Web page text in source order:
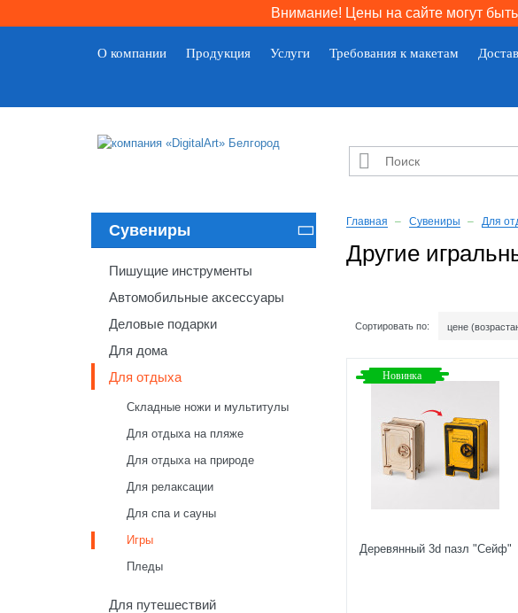
Внимание! Цены на сайте могут
О компании Продукция Услуги Требования к макетам

Сувениры 
Пишущие инструменты
Автомобильные аксессуары
Деловые подарки
Для дома
Для отдыха
Складные ножи и мультитулы
Для отдыха на пляже
Для отдыха на природе
Для релаксации
Для спа и сауны
Игры
Пледы
Для путешествий
Главная Сувениры Для
Другие
Сортировать по: цене
Новинка
Деревянный 3d пазл "Сейф"